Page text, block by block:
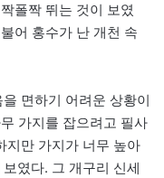
폴짝 뛰는 것이 보였
어 홍수가 난 개천 속
면하기 어려운 상황이
가지를 잡으려고 필사
지만 가지가 너무 높아
였다. 그 개구리 신세